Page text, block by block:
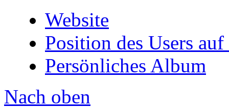
Website
Position des Users
Persönliches Album
Nach oben